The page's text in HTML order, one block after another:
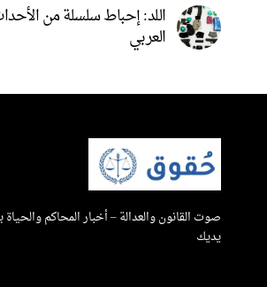
اللد: إحباط سلسلة من
العربي
صوت القانون والعدالة – أخبار المحاكم والحياة
يديك